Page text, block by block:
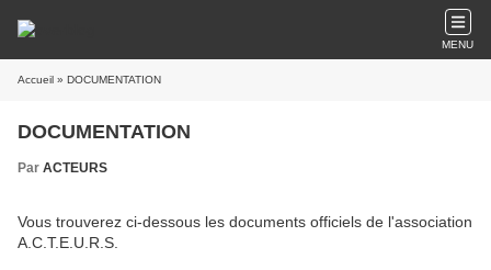
MENU
Accueil » DOCUMENTATION
DOCUMENTATION
Par ACTEURS
Vous trouverez ci-dessous les documents officiels de l'association
A.C.T.E.U.R.S.